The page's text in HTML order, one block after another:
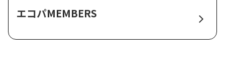
エコパMEMBERS